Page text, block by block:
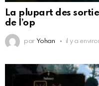
La plupart des
de l’op
par Yohan il y a